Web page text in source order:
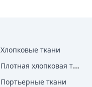
Хлопковые ткани
Плотная хлопковая ткань
Портьерные ткани